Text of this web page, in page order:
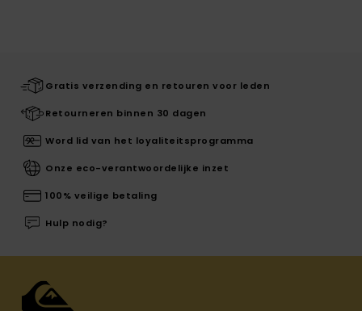
Gratis verzending en retouren voor leden
Retourneren binnen 30 dagen
Word lid van het loyaliteitsprogramma
Onze eco-verantwoordelijke inzet
100% veilige betaling
Hulp nodig?